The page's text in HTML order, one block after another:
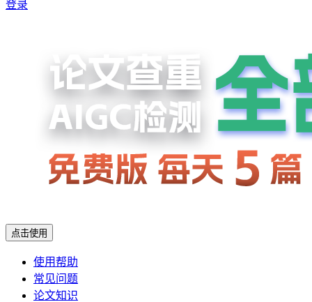
登录
点击使用
使用帮助
常见问题
论文知识